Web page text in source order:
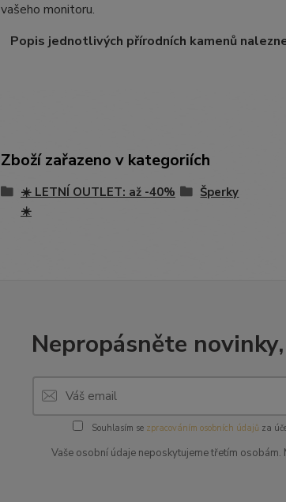
vašeho monitoru.
Popis jednotlivých přírodních kamenů
Zboží zařazeno v kategoriích
☀️ LETNÍ OUTLET: až -40%
☀️
Šperky
Nepropásněte
Souhlasím se zpracováním osobních údajů za
Vaše osobní údaje neposkytujeme třetím